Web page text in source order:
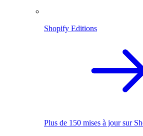
Shopify Editions
Plus de 150 mises à jour sur